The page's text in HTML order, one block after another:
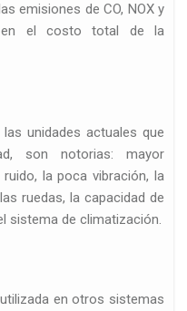
emisiones de CO, NOX y
en el costo total de la
unidades actuales que
son notorias: mayor
la poca vibración, la
ruedas, la capacidad de
sistema de climatización.
en otros sistemas